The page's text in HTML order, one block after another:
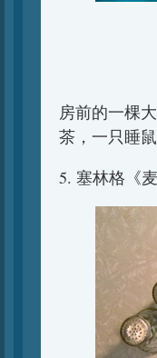
房前的一棵
茶，一只睡
5. 塞林格《